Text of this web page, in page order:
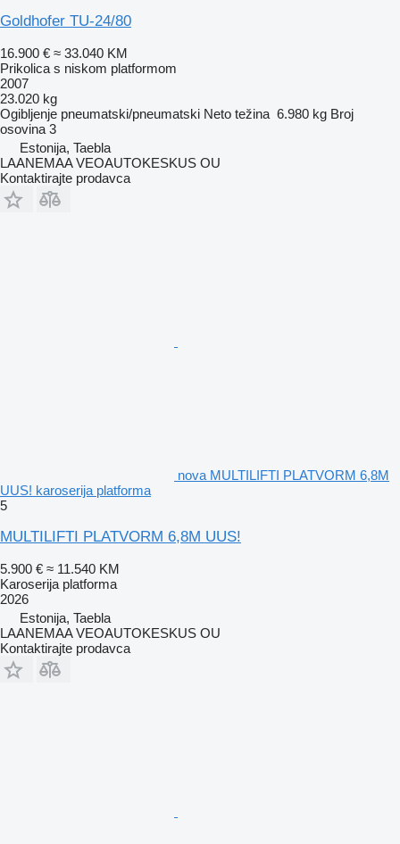
Goldhofer TU-24/80
16.900 € ≈ 33.040 KM
Prikolica s niskom platformom
2007
23.020 kg
Ogibljenje pneumatski/pneumatski Neto težina 6.980 kg Broj
osovina 3
Estonija, Taebla
LAANEMAA VEOAUTOKESKUS OU
Kontaktirajte prodavca
nova MULTILIFTI PLATVORM 6,8M
UUS! karoserija platforma
5
MULTILIFTI PLATVORM 6,8M UUS!
5.900 € ≈ 11.540 KM
Karoserija platforma
2026
Estonija, Taebla
LAANEMAA VEOAUTOKESKUS OU
Kontaktirajte prodavca